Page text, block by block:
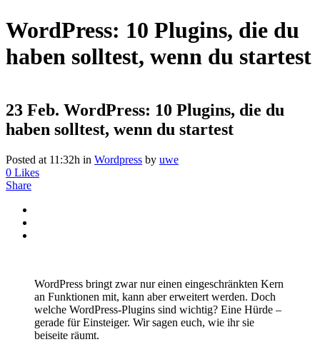
WordPress: 10 Plugins, die du
haben solltest, wenn du startest
23 Feb. WordPress: 10 Plugins, die du
haben solltest, wenn du startest
Posted at 11:32h in Wordpress by uwe
0 Likes
Share
WordPress bringt zwar nur einen eingeschränkten Kern
an Funktionen mit, kann aber erweitert werden. Doch
welche WordPress-Plugins sind wichtig? Eine Hürde –
gerade für Einsteiger. Wir sagen euch, wie ihr sie
beiseite räumt.